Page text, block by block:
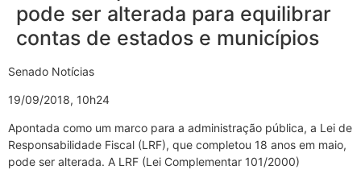
pode ser alterada para equilibrar
contas de estados e municípios
Senado Notícias
19/09/2018, 10h24
Apontada como um marco para a administração pública, a Lei de
Responsabilidade Fiscal (LRF), que completou 18 anos em maio,
pode ser alterada. A LRF (Lei Complementar 101/2000)